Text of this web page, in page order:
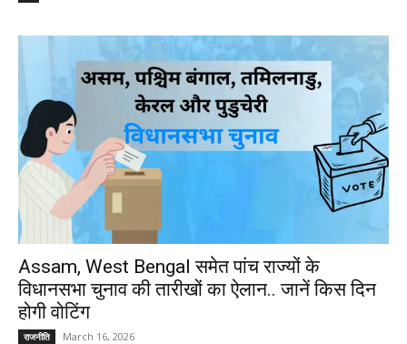
Assam, West Bengal समेत पांच राज्यों के
विधानसभा चुनाव की तारीखों का ऐलान.. जानें किस दिन
होगी वोटिंग
राजनीति March 16, 2026